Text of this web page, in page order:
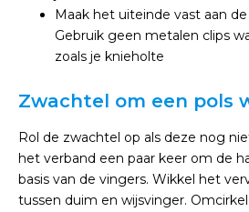
Maak het uiteinde vast aan
Gebruik geen metalen clips
zoals je knieholte
Zwachtel om een ​​pols
Rol de zwachtel op als deze nog
het verband een paar keer om de
basis van de vingers. Wikkel het
tussen duim en wijsvinger.